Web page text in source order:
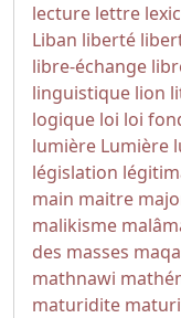
lecture lettre
Liban liberté
libre-échange
linguistique lion
logique loi loi
lumière Lumière
législation
main maitre
malikisme
des masses
mathnawi
maturidite